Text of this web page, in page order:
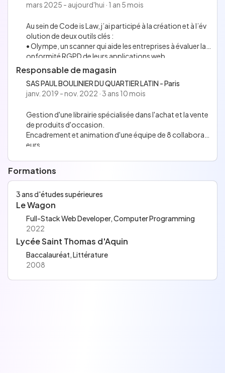
matisés, code review, pair programming et CI/CD.
mars 2025 - aujourd'hui · 1 an 5 mois
Au sein de Code is Law, j’ai participé à la création et à l’év
olution de deux outils clés :
• Olympe, un scanner qui aide les entreprises à évaluer la c
onformité RGPD de leurs applications web.
• Refeed, un générateur de revues de presse personnalis
ées permettant de diffuser une information ciblée et per
tinente.
Sur ces deux produits, je prends part aux décisions techni
a mise en place de standards de qualité (tests, CI/CD, pai
r programming). Mon rôle mêle compréhension produit
et responsabilité technique.
Responsable de magasin
SAS PAUL BOULINIER DU QUARTIER LATIN - Paris
janv. 2019 - nov. 2022 · 3 ans 10 mois
Gestion d'une librairie spécialisée dans l'achat et la vente
de produits d'occasion.
Encadrement et animation d'une équipe de 8 collaborat
eurs.
Formations
3 ans d'études supérieures
Le Wagon
Full-Stack Web Developer, Computer Programming
2022
Lycée Saint Thomas d'Aquin
Baccalauréat, Littérature
2008